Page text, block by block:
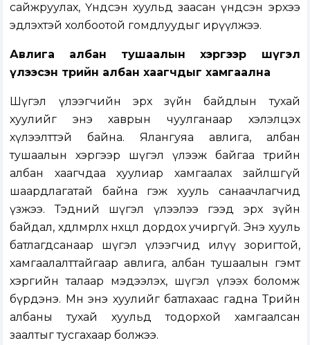
сайжруулах, Үндсэн хуульд заасан үндсэн эрхээ
эдлэхтэй холбоотой гомдлуудыг ирүүлжээ.
Авлига албан тушаалын хэргээр шүгэл
үлээсэн төрийн албан хаагчдыг хамгаална
Шүгэл үлээгчийн эрх зүйн байдлын тухай
хуулийг энэ хаврын чуулганаар хэлэлцэх
хүлээлттэй байна. Ялангуяа авлига, албан
тушаалын хэргээр шүгэл үлээж байгаа төрийн
албан хаагчдаа хуулиар хамгаалах зайлшгүй
шаардлагатай байна гэж хууль санаачлагчид
үзжээ. Тэдний шүгэл үлээлээ гээд эрх зүйн
байдал, хөдөлмөрлөх нөхцөл дордох учиргүй. Энэ хууль
батлагдсанаар шүгэл үлээгчид илүү зоригтой,
хамгаалалттайгаар авлига, албан тушаалын гэмт
хэргийн талаар мэдээлэх, шүгэл үлээх боломж
бүрдэнэ. Мөн энэ хуулийг батлахаас гадна Төрийн
албаны тухай хуульд тодорхой хамгаалсан
заалтыг тусгахаар болжээ.